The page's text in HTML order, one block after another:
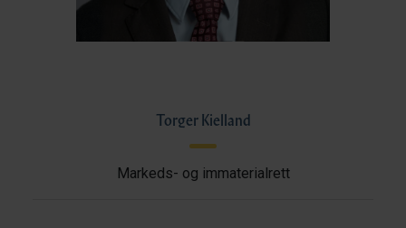
Torger Kielland
Markeds- og immaterialrett